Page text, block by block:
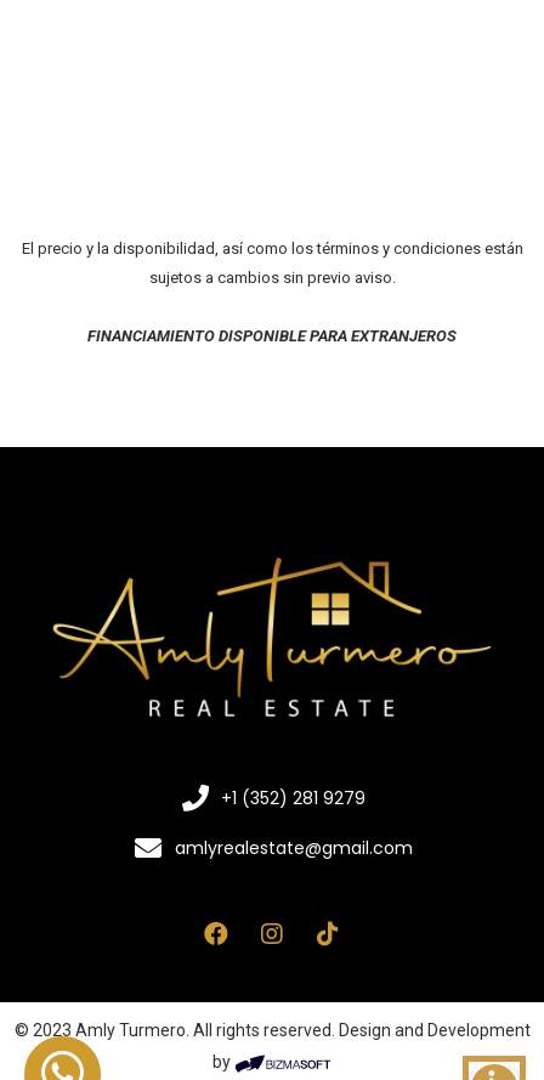
El precio y la disponibilidad, así como los términos y condiciones están
sujetos a cambios sin previo aviso.
FINANCIAMIENTO DISPONIBLE PARA EXTRANJEROS
+1 (352) 281 9279
amlyrealestate@gmail.com
© 2023 Amly Turmero. All rights reserved. Design and Development
by